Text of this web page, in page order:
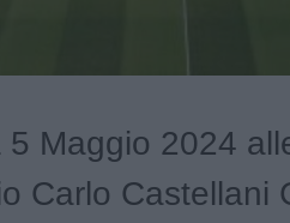
5 Maggio 2024
Carlo Castellani